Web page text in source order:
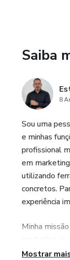
Saiba
8
Sou uma
e minhas
profissional
em
utilizando
concretos.
experiência
Minha
marketing
Mostrar